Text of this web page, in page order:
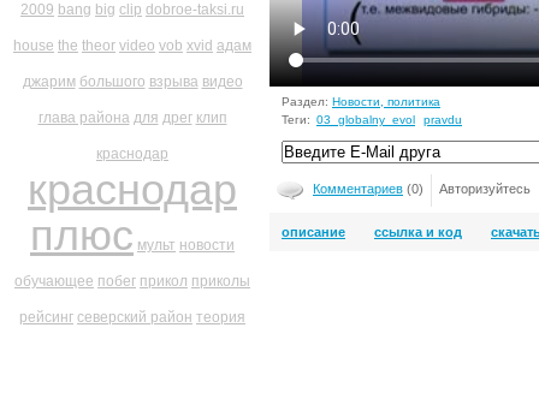
2009 bang big clip dobroe-taksi.ru
house the theor video vob xvid адам
джарим большого взрыва видео
глава района для дрег клип
краснодар
краснодар
плюс мульт новости
обучающее побег прикол приколы
рейсинг северский район теория
Раздел: Новости, политика
Теги: 03_globalny_evol pravdu
Комментариев (0) Авторизуйтесь
описание ссылка и код